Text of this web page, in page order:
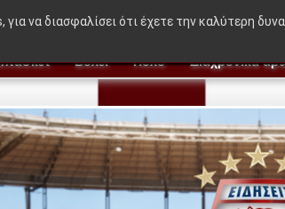
Βόλεϊ Πόλο Διαχρονικά
🔥 BREAKING
να διασφαλίσει ότι έχετε την καλύτερη